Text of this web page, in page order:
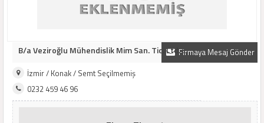
Firmaya Mesaj Gönder
B/a Veziroğlu Mühendislik Mim San. Tic. Ltd. ..
İzmir / Konak / Semt Seçilmemiş
0232 459 46 96